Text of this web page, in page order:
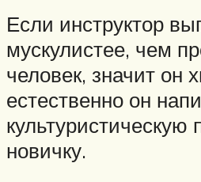
Если инструктор
мускулистее, чем
человек, значит он
естественно он
культуристическую
новичку.